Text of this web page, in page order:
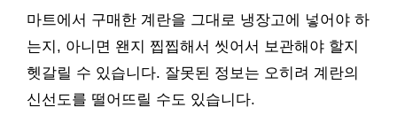
마트에서 구매한 계란을 그대로 냉장고에 넣어야 하
는지, 아니면 왠지 찝찝해서 씻어서 보관해야 할지
헷갈릴 수 있습니다. 잘못된 정보는 오히려 계란의
신선도를 떨어뜨릴 수도 있습니다.